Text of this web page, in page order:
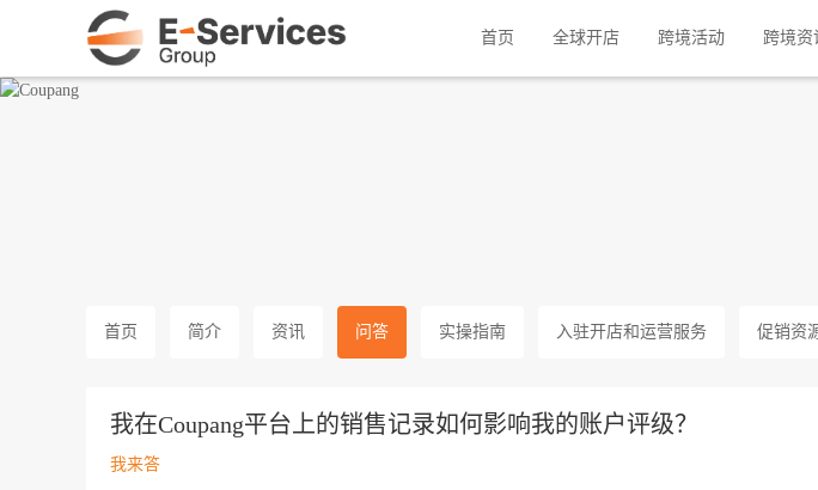
首页 全球开店 跨境活动 跨境资
韩国头部跨境电商
首页 简介 资讯 问答 实操指南 入驻开店和运营服务 促销资
我在Coupang平台上的销售记录如何影响我的账户评级？
我来答